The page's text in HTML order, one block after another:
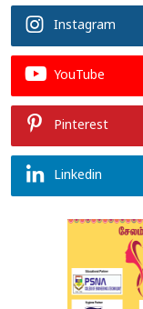
Instagram
YouTube
Pinterest
Linkedin